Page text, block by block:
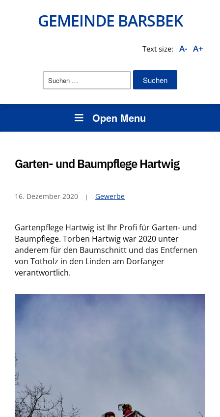
GEMEINDE BARSBEK
Text size: A- A+
Suchen
Open Menu
Garten- und Baumpflege Hartwig
16. Dezember 2020 Gewerbe
Gartenpflege Hartwig ist Ihr Profi für Garten- und
Baumpflege. Torben Hartwig war 2020 unter
anderem für den Baumschnitt und das Entfernen
von Totholz in den Linden am Dorfanger
verantwortlich.